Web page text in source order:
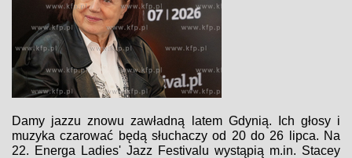
Damy jazzu znowu zawładną latem Gdynią. Ich głosy i
muzyka czarować będą słuchaczy od 20 do 26 lipca. Na
22. Energa Ladies' Jazz Festivalu wystąpią m.in. Stacey